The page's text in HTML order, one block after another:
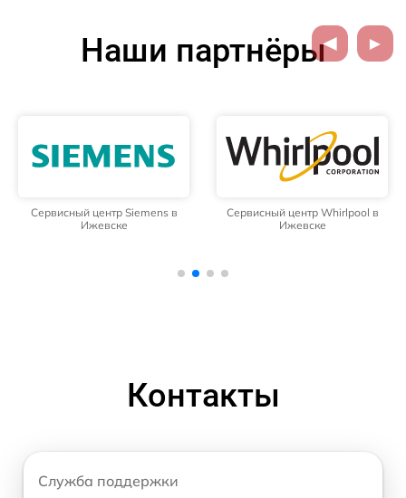
Наши партнёры
Сервисный центр Siemens в
Ижевске
Сервисный центр Whirlpool в
Ижевске
Контакты
Служба поддержки